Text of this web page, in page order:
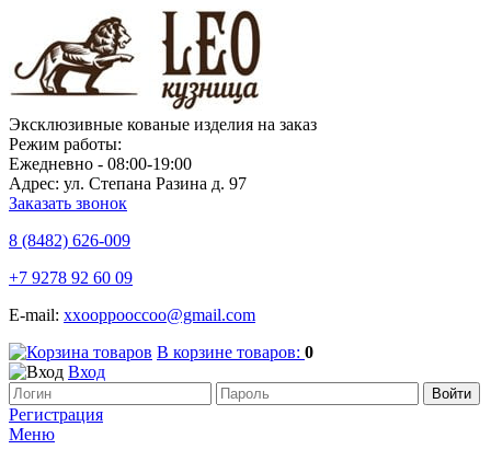
Эксклюзивные кованые изделия на заказ
Режим работы:
Ежедневно - 08:00-19:00
Адрес: ул. Степана Разина д. 97
Заказать звонок
8 (8482) 626-009
+7 9278 92 60 09
E-mail: xxooppooccoo@gmail.com
В корзине товаров: 0
Вход
Регистрация
Меню